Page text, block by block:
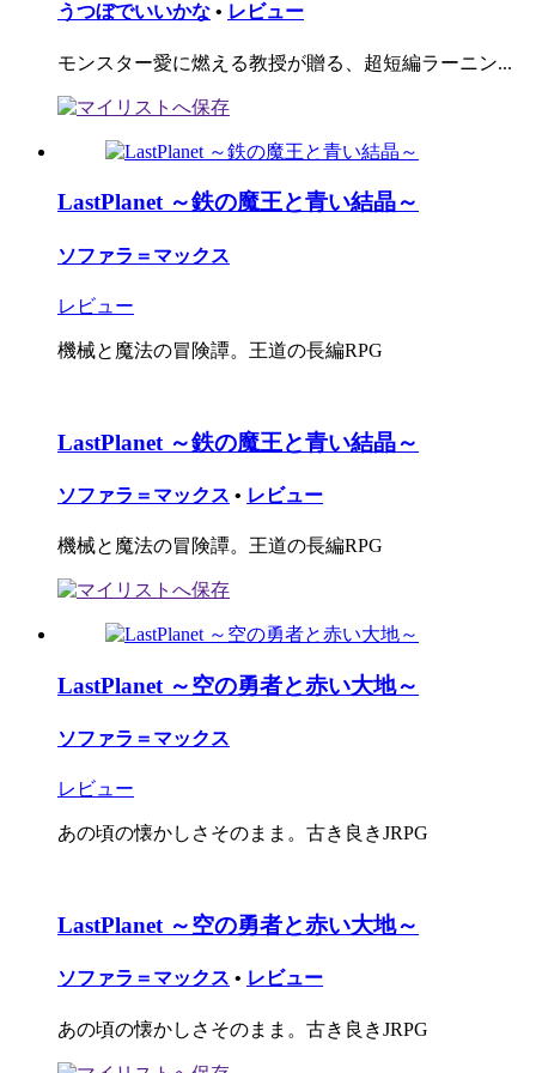
うつぼでいいかな • レビュー
モンスター愛に燃える教授が贈る、超短編ラーニン...
LastPlanet ～鉄の魔王と青い結晶～
ソファラ＝マックス
レビュー
機械と魔法の冒険譚。王道の長編RPG
LastPlanet ～鉄の魔王と青い結晶～
ソファラ＝マックス • レビュー
機械と魔法の冒険譚。王道の長編RPG
LastPlanet ～空の勇者と赤い大地～
ソファラ＝マックス
レビュー
あの頃の懐かしさそのまま。古き良きJRPG
LastPlanet ～空の勇者と赤い大地～
ソファラ＝マックス • レビュー
あの頃の懐かしさそのまま。古き良きJRPG